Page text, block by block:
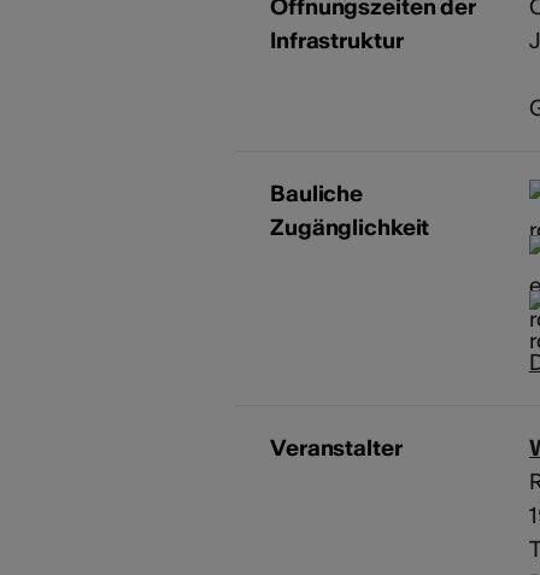
Öffnungszeiten der
Infrastruktur
Bauliche
Zugänglichkeit
Veranstalter